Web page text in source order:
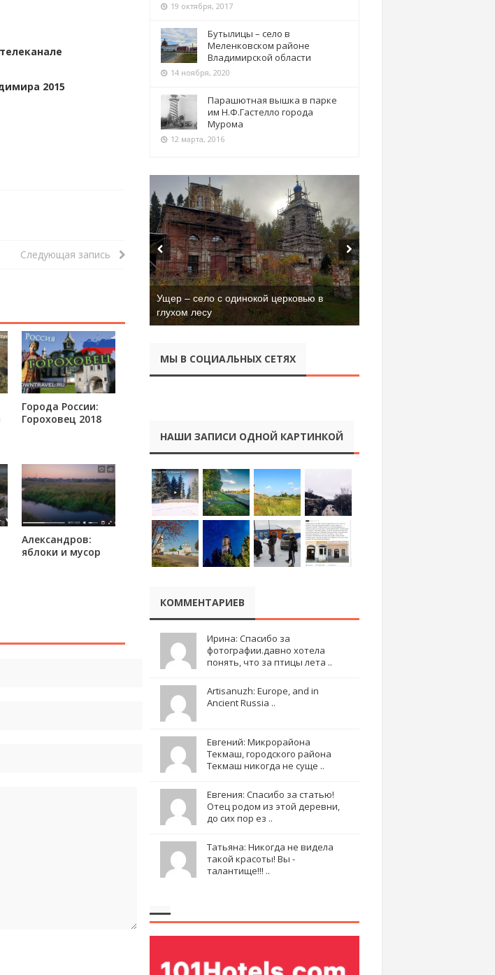
2015
Следующая запись
Города России:
Гороховец 2018
Александров:
яблоки и мусор
19 октября, 2017
Бутылицы – село в
Меленковском районе
Владимирской области
14 ноября, 2020
Парашютная вышка в парке
им Н.Ф.Гастелло города
Мурома
12 марта, 2016
Ущер – село с одинокой церковью в
глухом лесу
МЫ В СОЦИАЛЬНЫХ СЕТЯХ
НАШИ ЗАПИСИ ОДНОЙ КАРТИНКОЙ
КОММЕНТАРИЕВ
Ирина: Спасибо за
фотографии.давно хотела
понять, что за птицы лета ..
Artisanuzh: Europe, and in
Ancient Russia ..
Евгений: Микрорайона
Текмаш, городского района
Текмаш никогда не суще ..
Евгения: Спасибо за статью!
Отец родом из этой деревни,
до сих пор ез ..
Татьяна: Никогда не видела
такой красоты! Вы -
талантище!!! ..